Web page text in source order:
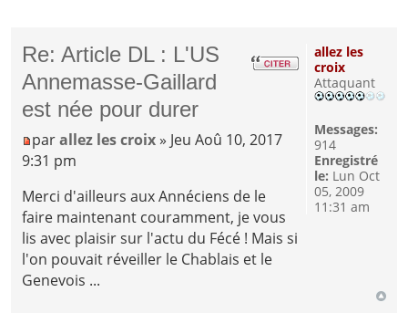
Re: Article DL : L'US
Annemasse-Gaillard
est née pour durer
parallez les croix » Jeu Aoû 10, 2017
9:31 pm
Merci d'ailleurs aux Annéciens de le
faire maintenant couramment, je vous
lis avec plaisir sur l'actu du Fécé ! Mais si
l'on pouvait réveiller le Chablais et le
Genevois ...
allez les
croix
Attaquant
Messages:
914
Enregistré
le: Lun Oct
05, 2009
11:31 am